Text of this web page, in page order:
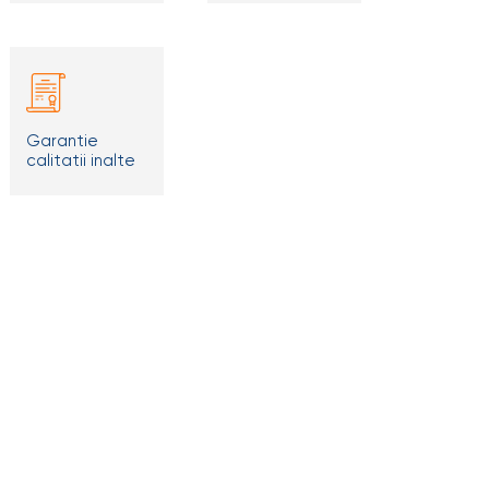
Garantie
calitatii inalte